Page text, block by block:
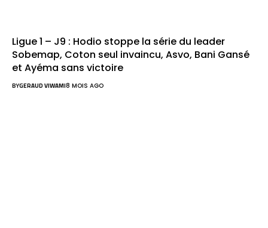
Ligue 1 – J9 : Hodio stoppe la série du leader
Sobemap, Coton seul invaincu, Asvo, Bani Gansé
et Ayéma sans victoire
BYGERAUD VIWAMI8 MOIS AGO